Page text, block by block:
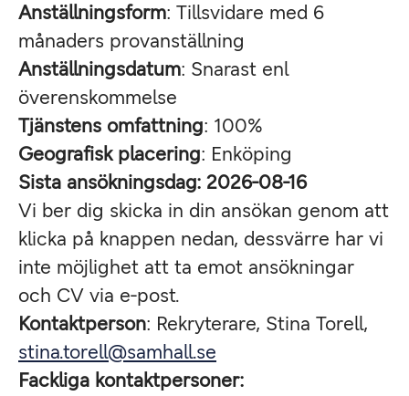
Anställningsform: Tillsvidare med 6
månaders provanställning
Anställningsdatum: Snarast enl
överenskommelse
Tjänstens omfattning: 100%
Geografisk placering: Enköping
Sista ansökningsdag: 2026-08-16
Vi ber dig skicka in din ansökan genom att
klicka på knappen nedan, dessvärre har vi
inte möjlighet att ta emot ansökningar
och CV via e-post.
Kontaktperson: Rekryterare, Stina Torell,
stina.torell@samhall.se
Fackliga kontaktpersoner: